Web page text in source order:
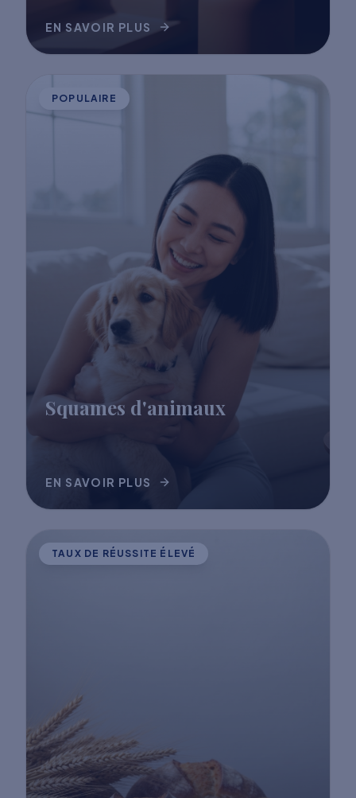
EN SAVOIR PLUS
POPULAIRE
Squames d'animaux
EN SAVOIR PLUS
TAUX DE RÉUSSITE ÉLEVÉ